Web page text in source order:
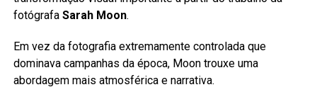
fotógrafa Sarah Moon.
Em vez da fotografia extremamente controlada que
dominava campanhas da época, Moon trouxe uma
abordagem mais atmosférica e narrativa.